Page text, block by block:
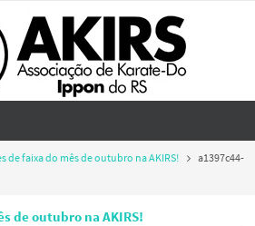
de faixa do mês de outubro na AKIRS!
a1397c44-
de outubro na AKIRS!